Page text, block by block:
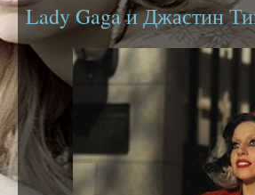
Lady Gaga и Джастин